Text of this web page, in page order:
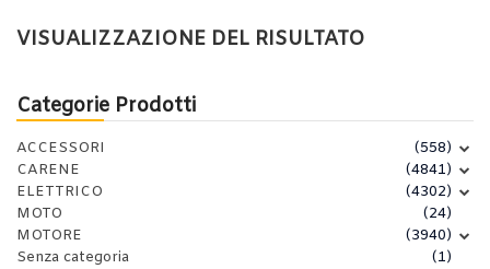
Categorie Prodotti
ACCESSORI
(558)
CARENE
(4841)
ELETTRICO
(4302)
MOTO
(24)
MOTORE
(3940)
Senza categoria
(1)
VISUALIZZAZIONE DEL RISULTATO